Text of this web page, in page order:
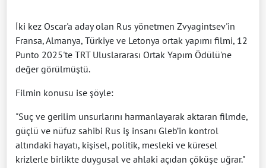
İki kez Oscar'a aday olan Rus yönetmen Zvyagintsev'in
Fransa, Almanya, Türkiye ve Letonya ortak yapımı filmi, 12
Punto 2025'te TRT Uluslararası Ortak Yapım Ödülü'ne
değer görülmüştü.
Filmin konusu ise şöyle:
"Suç ve gerilim unsurlarını harmanlayarak aktaran filmde,
güçlü ve nüfuz sahibi Rus iş insanı Gleb’in kontrol
altındaki hayatı, kişisel, politik, mesleki ve küresel
krizlerle birlikte duygusal ve ahlaki açıdan çöküşe uğrar."